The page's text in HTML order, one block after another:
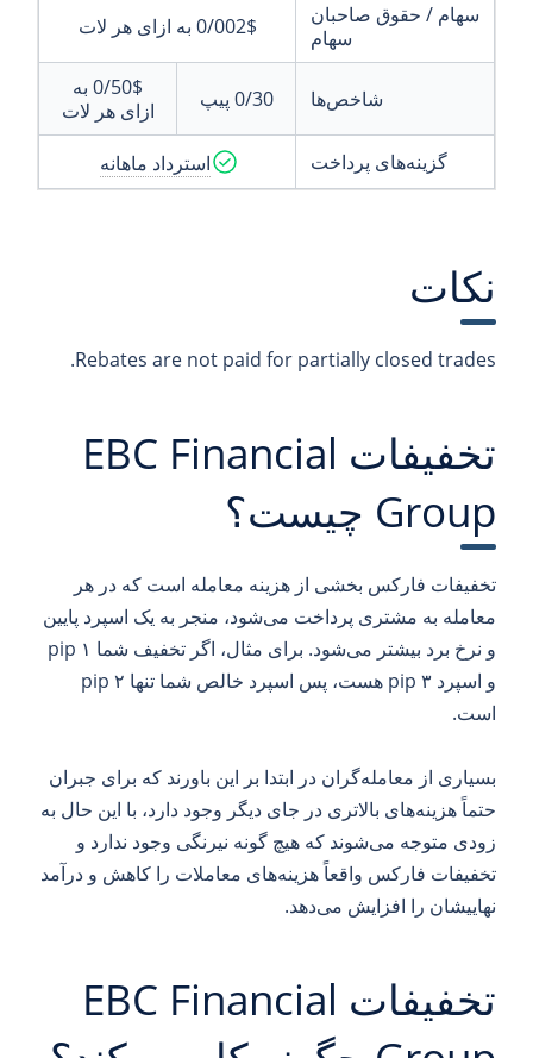
سهام / حقوق صاحبان
سهام
0/002$ به ازای هر لات
شاخص‌ها 0/30 پیپ 0/50$ به
ازای هر لات
گزینه‌های پرداخت
استرداد ماهانه
نکات
Rebates are not paid for partially closed trades.
تخفیفات EBC Financial
Group چیست؟
تخفیفات فارکس بخشی از هزینه معامله است که در هر
معامله به مشتری پرداخت می‌شود، منجر به یک اسپرد پایین
و نرخ برد بیشتر می‌شود. برای مثال، اگر تخفیف شما ۱ pip
و اسپرد ۳ pip هست، پس اسپرد خالص شما تنها ۲ pip
است.
بسیاری از معامله‌گران در ابتدا بر این باورند که برای جبران
حتماً هزینه‌های بالاتری در جای دیگر وجود دارد، با این حال به
زودی متوجه می‌شوند که هیچ گونه نیرنگی وجود ندارد و
تخفیفات فارکس واقعاً هزینه‌های معاملات را کاهش و درآمد
نهاییشان را افزایش می‌دهد.
تخفیفات EBC Financial